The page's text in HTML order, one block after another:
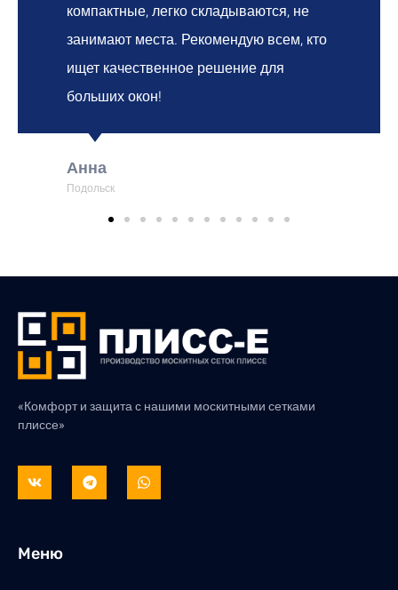
компактные, легко складываются, не
занимают места. Рекомендую всем, кто
ищет качественное решение для
больших окон!
Анна
Подольск
«Комфорт и защита с нашими москитными сетками
плиссе»
Меню